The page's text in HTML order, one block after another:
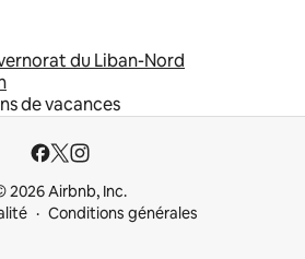
du Liban-Nord
de vacances
2026 Airbnb, Inc.
Conditions générales